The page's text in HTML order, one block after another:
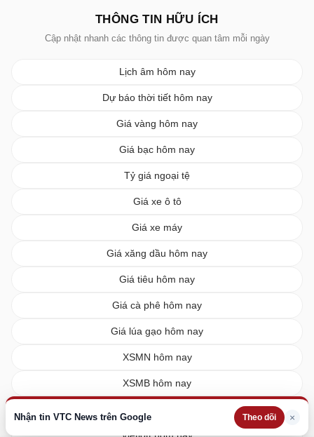
Nhận tin VTC News trên Google Theo dõi ×
THÔNG TIN HỮU ÍCH
Cập nhật nhanh các thông tin được quan tâm mỗi ngày
Lịch âm hôm nay
Dự báo thời tiết hôm nay
Giá vàng hôm nay
Giá bạc hôm nay
Tỷ giá ngoại tệ
Giá xe ô tô
Giá xe máy
Giá xăng dầu hôm nay
Giá tiêu hôm nay
Giá cà phê hôm nay
Giá lúa gạo hôm nay
XSMN hôm nay
XSMB hôm nay